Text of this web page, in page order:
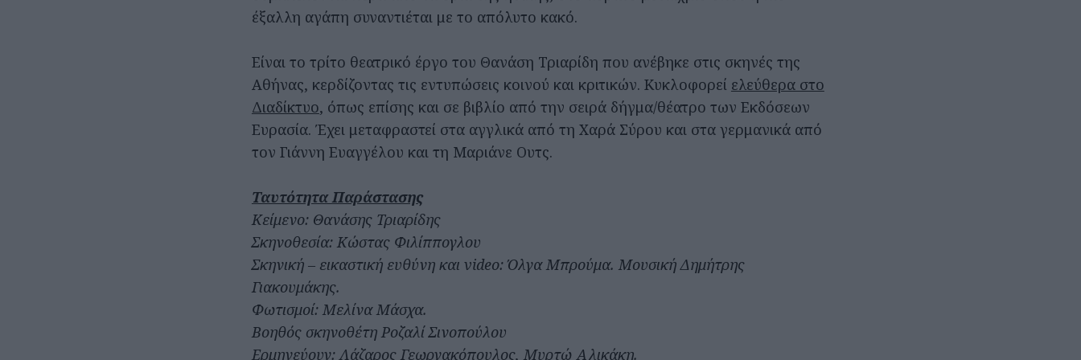
έξαλλη αγάπη συναντιέται με το απόλυτο κακό.
Είναι το τρίτο θεατρικό έργο του Θανάση Τριαρίδη που ανέβηκε στις σκηνές της
Αθήνας, κερδίζοντας τις εντυπώσεις κοινού και κριτικών. Κυκλοφορεί ελεύθερα στο
Διαδίκτυο, όπως επίσης και σε βιβλίο από την σειρά δήγμα/θέατρο των Εκδόσεων
Ευρασία. Έχει μεταφραστεί στα αγγλικά από τη Χαρά Σύρου και στα γερμανικά από
τον Γιάννη Ευαγγέλου και τη Μαριάνε Ουτς.
Ταυτότητα Παράστασης
Κείμενο: Θανάσης Τριαρίδης
Σκηνοθεσία: Κώστας Φιλίππογλου
Σκηνική – εικαστική ευθύνη και video: Όλγα Μπρούμα. Μουσική Δημήτρης
Γιακουμάκης.
Φωτισμοί: Μελίνα Μάσχα.
Βοηθός σκηνοθέτη Ροζαλί Σινοπούλου
Ερμηνεύουν: Λάζαρος Γεωργακόπουλος, Μυρτώ Αλικάκη.